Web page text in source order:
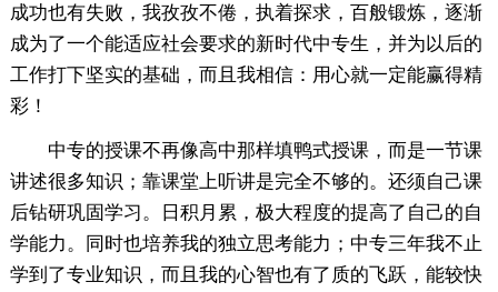
成功也有失败，我孜孜不倦，执着探求，百般锻炼，逐渐
成为了一个能适应社会要求的新时代中专生，并为以后的
工作打下坚实的基础，而且我相信：用心就一定能赢得精
彩！
中专的授课不再像高中那样填鸭式授课，而是一节课
讲述很多知识；靠课堂上听讲是完全不够的。还须自己课
后钻研巩固学习。日积月累，极大程度的提高了自己的自
学能力。同时也培养我的独立思考能力；中专三年我不止
学到了专业知识，而且我的心智也有了质的飞跃，能较快